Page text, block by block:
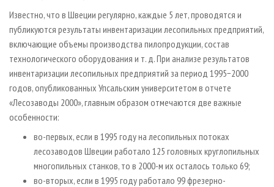
ПРОИЗВОДСТВО ДРЕВЕСНЫХ ПЛИТ
ДЕРЕВЯННОЕ ДОМОСТРОЕНИЕ
ПРОИЗВОДСТВО МЕБЕЛИ
БИОЭНЕРГЕТИКА
ЦБП
МОБИЛЬНЫЕ ВЫСТАВКИ
ОФИЦИАЛЬНЫЕ ДЕЛЕГАЦИИ
ПРИОРИТЕТНЫЕ ИНВЕСТПРОЕКТЫ
RUSSIAN FORESTRY REVIEW
ГАЗЕТА ЛЕСПРОМФОРУМ
БИБЛИОТЕКА СПЕЦИАЛИСТА
КОНТАКТЫ
РЕКЛАМА
РЕКЛАМА НА САЙТЕ
Известно, что в Швеции регулярно, каждые 5 лет, проводятся и
публикуются результаты инвентаризации лесопильных предприятий,
включающие объемы производства пилопродукции, состав
технологического оборудования и т. д. При анализе результатов
инвентаризации лесопильных предприятий за период 1995−2000
годов, опубликованных Упсальским университетом в отчете
«Лесозаводы 2000», главным образом отмечаются две важные
особенности:
во-первых, если в 1995 году на лесопильных потоках
лесозаводов Швеции работало 125 головных круглопильных
многопильных станков, то в 2000-м их осталось только 69;
во-вторых, если в 1995 году работало 99 фрезерно-